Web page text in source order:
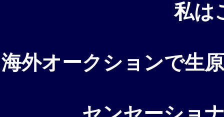
私は
海外オークションで生